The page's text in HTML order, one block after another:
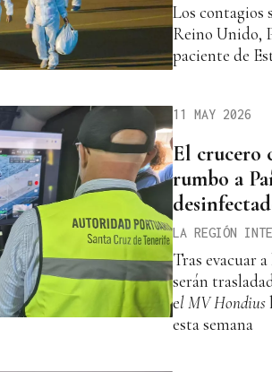
Los contagios
Reino Unido,
paciente de
11 MAY 2026
El crucero
rumbo a
LA REGIÓN
Tras evacuar
serán
el MV Hondius
esta semana